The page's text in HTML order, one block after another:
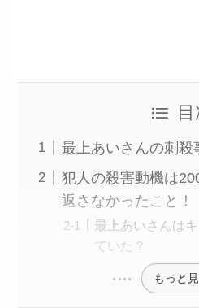
最上あいさんの刺殺
犯人の殺害動機は
返さなかったこと！
最上あいさんは
ていた？
もっと